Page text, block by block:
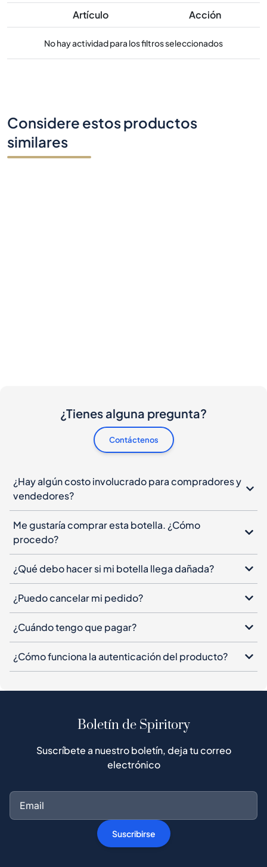
Artículo Acción
No hay actividad para los filtros seleccionados
Considere estos productos
similares
¿Tienes alguna pregunta?
Contáctenos
¿Hay algún costo involucrado para compradores y
vendedores?
Me gustaría comprar esta botella. ¿Cómo
procedo?
¿Qué debo hacer si mi botella llega dañada?
¿Puedo cancelar mi pedido?
¿Cuándo tengo que pagar?
¿Cómo funciona la autenticación del producto?
Boletín de Spiritory
Suscríbete a nuestro boletín, deja tu correo
electrónico
Suscribirse